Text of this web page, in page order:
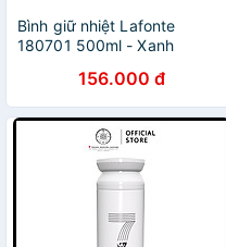
Bình giữ nhiệt Lafonte
180701 500ml - Xanh
156.000 đ